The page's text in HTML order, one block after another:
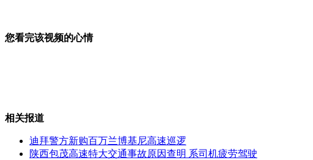
预防禽流感指示图爆红网络
您看完该视频的心情
相关报道
迪拜警方新购百万兰博基尼高速巡逻
陕西包茂高速特大交通事故原因查明 系司机疲劳驾驶